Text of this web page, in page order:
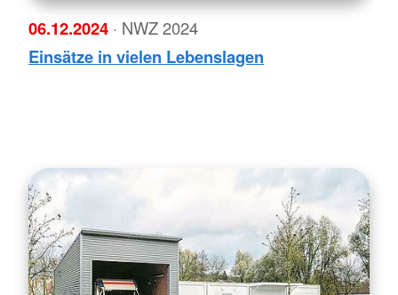
06.12.2024 · NWZ 2024
Einsätze in vielen Lebenslagen